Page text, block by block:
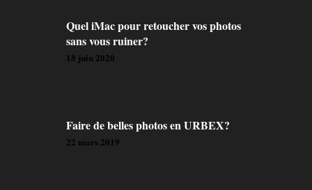
Quel iMac pour retoucher vos photos
sans vous ruiner?
18 juin 2020
Faire de belles photos en URBEX?
22 mars 2019